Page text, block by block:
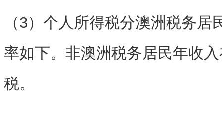
（3）个人所得税分澳洲税务
率如下。非澳洲税务居民年收
税。